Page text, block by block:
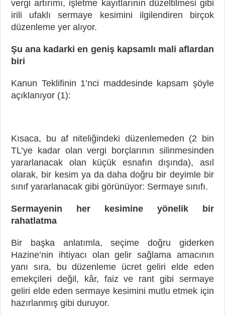
vergi artırımı, işletme kayıtlarının düzeltilmesi gibi
irili ufaklı sermaye kesimini ilgilendiren birçok
düzenleme yer alıyor.
Şu ana kadarki en geniş kapsamlı mali aflardan
biri
Kanun Teklifinin 1’nci maddesinde kapsam şöyle
açıklanıyor (1):
Kısaca, bu af niteliğindeki düzenlemeden (2 bin
TL’ye kadar olan vergi borçlarının silinmesinden
yararlanacak olan küçük esnafın dışında), asıl
olarak, bir kesim ya da daha doğru bir deyimle bir
sınıf yararlanacak gibi görünüyor: Sermaye sınıfı.
Sermayenin her kesimine yönelik bir
rahatlatma
Bir başka anlatımla, seçime doğru giderken
Hazine’nin ihtiyacı olan gelir sağlama amacının
yanı sıra, bu düzenleme ücret geliri elde eden
emekçileri değil, kâr, faiz ve rant gibi sermaye
geliri elde eden sermaye kesimini mutlu etmek için
hazırlanmış gibi duruyor.